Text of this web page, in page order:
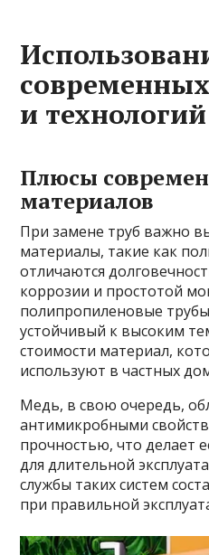
и технологий
Плюсы
материалов
При замене труб важно
материалы, такие как
отличаются
коррозии и простотой
полипропиленовые
устойчивый к высоким
стоимости материал,
используют в частных
Медь, в свою очередь,
антимикробными
прочностью, что делает
для длительной
службы таких систем
при правильной